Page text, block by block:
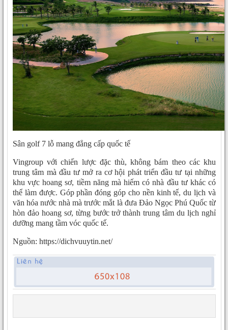
Sân golf 7 lỗ mang đẳng cấp quốc tế
Vingroup với chiến lược đặc thù, không bám theo các khu
trung tâm mà đầu tư mở ra cơ hội phát triển đầu tư tại những
khu vực hoang sơ, tiềm năng mà hiếm có nhà đầu tư khác có
thể làm được. Góp phần đóng góp cho nền kinh tế, du lịch và
văn hóa nước nhà mà trước mắt là đưa Đảo Ngọc Phú Quốc từ
hòn đảo hoang sơ, từng bước trở thành trung tâm du lịch nghỉ
dưỡng mang tầm vóc quốc tế.
Nguồn: https://dichvuuytin.net/